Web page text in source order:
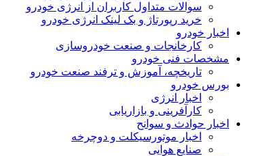
سوالات متداول کاربران از انرژی خودرو
خرید رپورتاژ و بک لینک انرژی خودرو
اخبار خودرو
کارخانجات و صنعت خودروسازی
مشخصات فنی خودرو
تاریخچه، آموزش و ترفند صنعت خودرو
بورس خودرو
اخبار انرژی
کارآفرینی و بازاریابی
اخبار حوادث و سوانح
اخبار موتورسیکلت و دوچرخه
صنایع هوایی